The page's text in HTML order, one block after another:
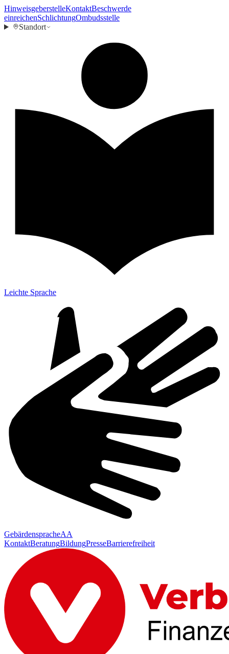
HinweisgeberstelleKontaktBeschwerde
einreichenSchlichtungOmbudsstelle
Standort
Leichte Sprache
GebärdenspracheAA
KontaktBeratungBildungPresseBarrierefreiheit